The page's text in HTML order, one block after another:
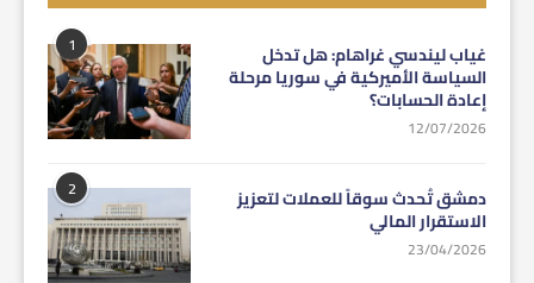
1 غياب ليندسي غراهام: هل تدخل
السياسة الأميركية في سوريا مرحلة
إعادة الحسابات؟
12/07/2026
2 دمشق تُحدث سوقاً للعملات لتعزيز
الاستقرار المالي
23/04/2026